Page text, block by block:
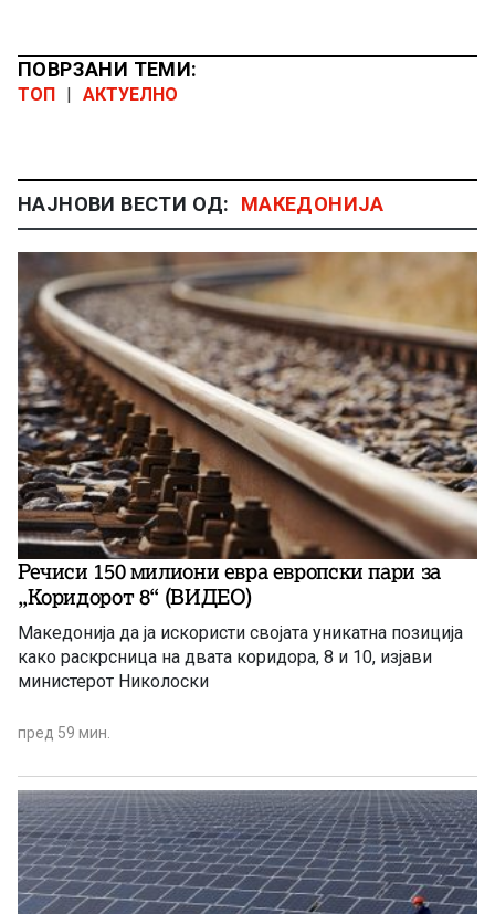
ПОВРЗАНИ ТЕМИ:
ТОП АКТУЕЛНО
НАЈНОВИ ВЕСТИ ОД: МАКЕДОНИЈА
Речиси 150 милиони евра европски пари за
„Коридорот 8“ (ВИДЕО)
Македонија да ја искористи својата уникатна позиција
како раскрсница на двата коридора, 8 и 10, изјави
министерот Николоски
пред 59 мин.